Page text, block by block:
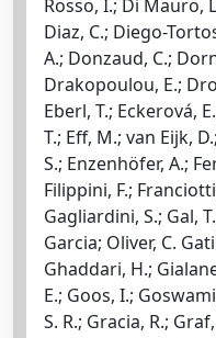
Rosso, I.; Di Mauro,
Diaz, C.; Diego-
A.; Donzaud, C.;
Drakopoulou, E.;
Eberl, T.; Eckerová,
T.; Eff, M.; van Eijk,
S.; Enzenhöfer, A.;
Filippini, F.;
Gagliardini, S.; Gal,
Garcia; Oliver, C.
Ghaddari, H.;
E.; Goos, I.;
S. R.; Gracia, R.;